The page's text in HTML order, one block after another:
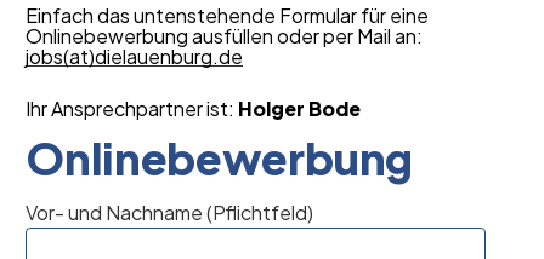
Einfach das untenstehende Formular für eine
Onlinebewerbung ausfüllen oder per Mail an:
jobs(at)dielauenburg.de
Ihr Ansprechpartner ist: Holger Bode
Onlinebewerbung
Vor- und Nachname (Pflichtfeld)